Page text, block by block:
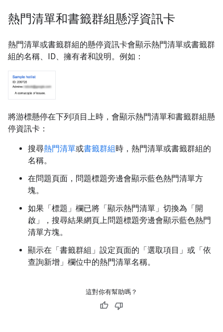
熱門清單和書籤群組懸浮資訊卡
熱門清單或書籤群組的懸停資訊卡會顯示熱門清單或書籤群
組的名稱、ID、擁有者和說明。例如：
將游標懸停在下列項目上時，會顯示熱門清單和書籤群組懸
停資訊卡：
搜尋熱門清單或書籤群組時，熱門清單或書籤群組的
名稱。
在問題頁面，問題標題旁邊會顯示藍色熱門清單方
塊。
如果「標題」 欄已將「顯示熱門清單」 切換為「開
啟」
，搜尋結果網頁上問題標題旁邊會顯示藍色熱門
清單方塊。
顯示在「書籤群組」設定頁面的「選取項目」 或「依
查詢新增」 欄位中的熱門清單名稱。
這對你有幫助嗎？